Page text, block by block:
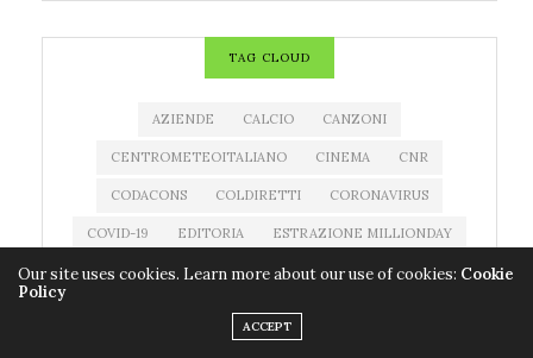
TAG CLOUD
AZIENDE CALCIO CANZONI
CENTROMETEOITALIANO CINEMA CNR
CODACONS COLDIRETTI CORONAVIRUS
COVID-19 EDITORIA ESTRAZIONE MILLIONDAY
ESTRAZIONE SUPERENALOTTO EVENTI
Our site uses cookies. Learn more about our use of cookies: Cookie
Policy
ACCEPT